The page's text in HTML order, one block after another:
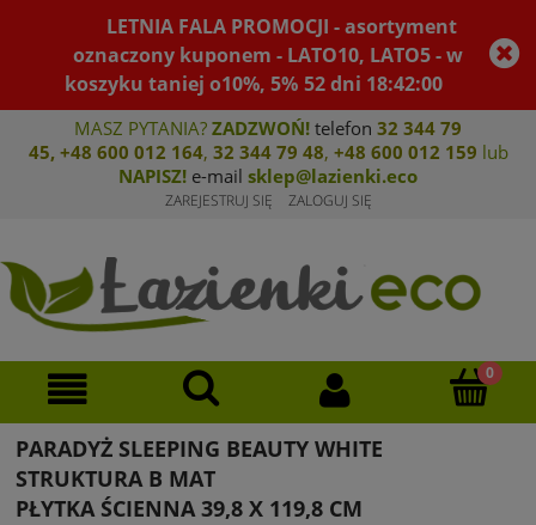
LETNIA FALA PROMOCJI - asortyment
oznaczony kuponem - LATO10, LATO5 - w
koszyku taniej o10%, 5% 52dni 18:42:00
MASZ PYTANIA? ZADZWOŃ! telefon 32 344 79
45, +48 600 012 164, 32 344 79 48, +48 600 012 159 lub
NAPISZ! e-mail sklep@lazienki.eco
ZAREJESTRUJ SIĘ ZALOGUJ SIĘ
PARADYŻ SLEEPING BEAUTY WHITE
STRUKTURA B MAT
PŁYTKA ŚCIENNA 39,8 X 119,8 CM